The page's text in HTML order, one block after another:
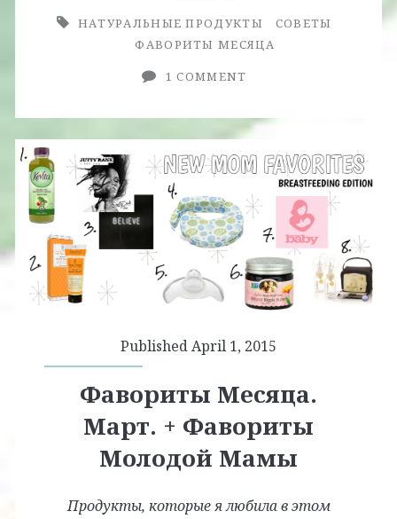
16
Фаворитов
Мамы
НАТУРАЛЬНЫЕ ПРОДУКТЫ
СОВЕТЫ
ФАВОРИТЫ МЕСЯЦА
1 COMMENT
Published April 1, 2015
Фавориты Месяца.
Март. + Фавориты
Молодой Мамы
Продукты, которые я любила в этом